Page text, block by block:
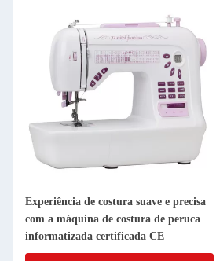
Experiência de costura suave e precisa
com a máquina de costura de peruca
informatizada certificada CE